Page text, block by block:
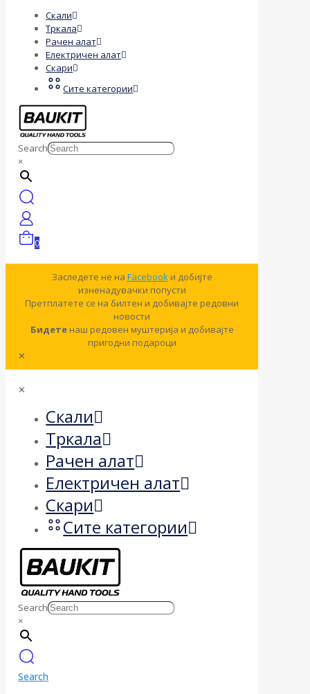
Скали
Тркала
Рачен алат
Електричен алат
Скари
Сите категории
Search
×
0
Заследете не на Facebookи добијте
изненадувачки попусти
Претплатете се на билтен и добивајте редовни
новости
Бидетенаш редовен муштерија и добивајте
пригодни подароци
✕
✕
Скали
Тркала
Рачен алат
Електричен алат
Скари
Сите категории
Search
×
Search